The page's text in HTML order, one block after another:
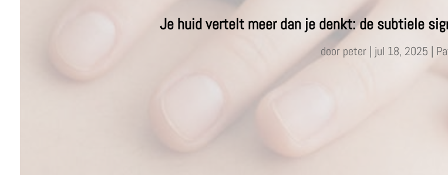
Je huid vertelt meer dan je denkt: de subtiele
door peter| jul 18, 2025 |